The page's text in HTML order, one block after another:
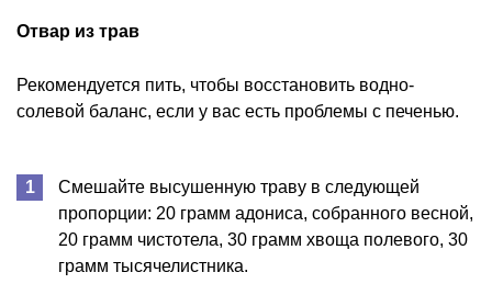
Отвар из трав
Рекомендуется пить, чтобы восстановить водно-
солевой баланс, если у вас есть проблемы с печенью.
Смешайте высушенную траву в следующей
пропорции: 20 грамм адониса, собранного весной,
20 грамм чистотела, 30 грамм хвоща полевого, 30
грамм тысячелистника.